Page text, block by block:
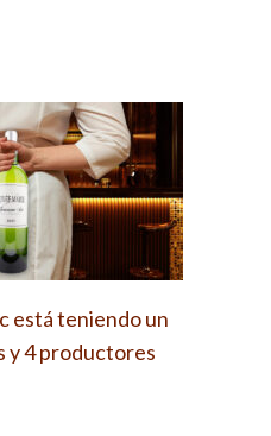
está teniendo un
y 4 productores